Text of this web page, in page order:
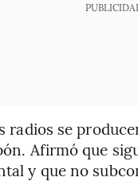
radios se
Afirmó que
y que no